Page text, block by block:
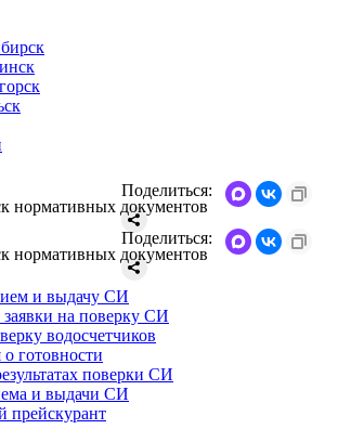
нормативных документов
Поделиться:
нормативных документов
Поделиться:
и выдачу СИ
на поверку СИ
водосчетчиков
готовности
поверки СИ
и выдачи СИ
прейскурант